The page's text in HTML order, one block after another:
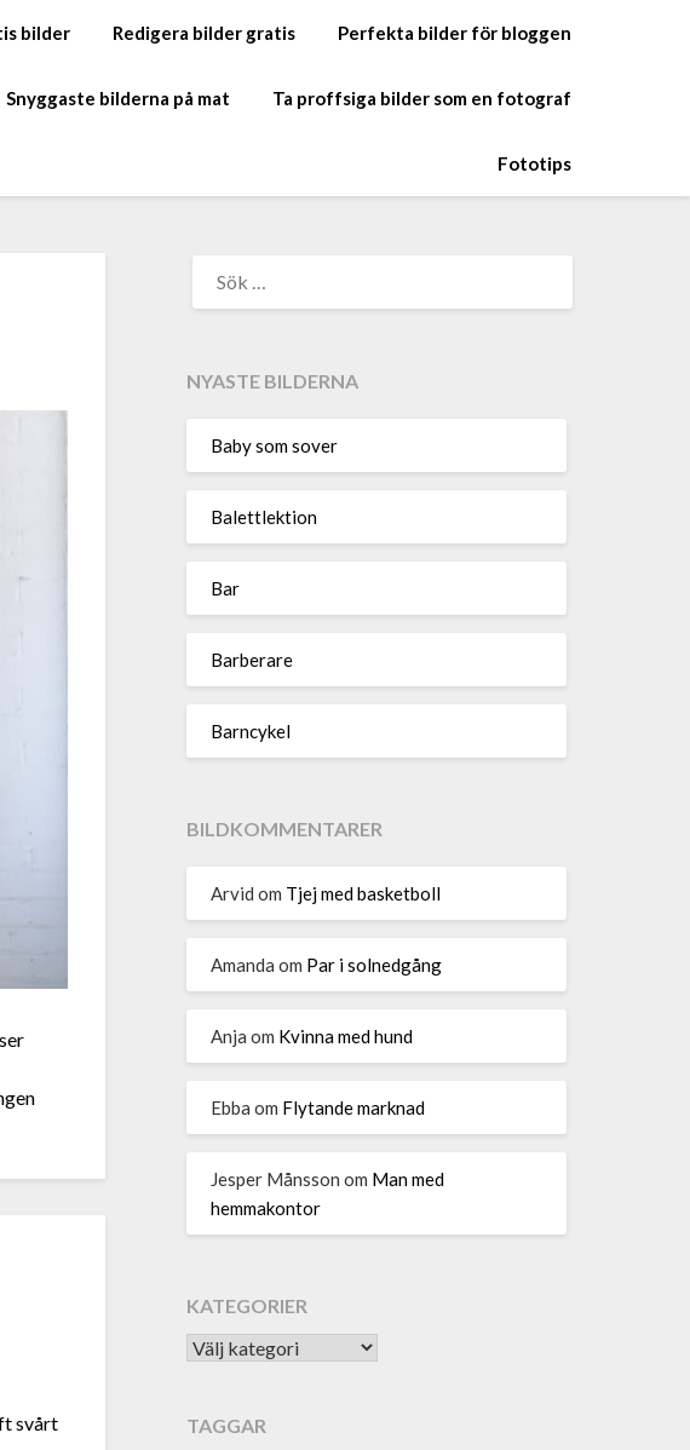
bilder Redigera bilder gratis Perfekta bilder för bloggen
Snyggaste bilderna på mat Ta proffsiga bilder som en fotograf
Fototips
svårt
NYASTE BILDERNA
Baby som sover
Balettlektion
Bar
Barberare
Barncykel
BILDKOMMENTARER
Arvid om Tjej med basketboll
Amanda om Par i solnedgång
Anja om Kvinna med hund
Ebba om Flytande marknad
Jesper Månsson om Man med
hemmakontor
KATEGORIER
TAGGAR